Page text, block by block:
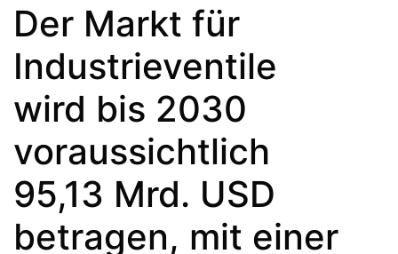
Der Markt für
Industrieventile
wird bis 2030
voraussichtlich
95,13 Mrd. USD
betragen, mit einer